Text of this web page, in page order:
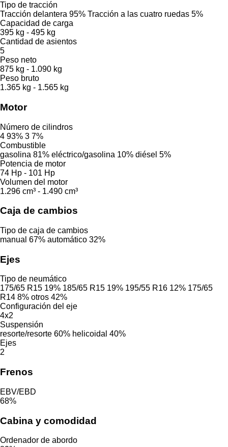
Tipo de tracción
Tracción delantera 95% Tracción a las cuatro ruedas 5%
Capacidad de carga
395 kg - 495 kg
Cantidad de asientos
5
Peso neto
875 kg - 1.090 kg
Peso bruto
1.365 kg - 1.565 kg
Motor
Número de cilindros
4 93% 3 7%
Combustible
gasolina 81% eléctrico/gasolina 10% diésel 5%
Potencia de motor
74 Hp - 101 Hp
Volumen del motor
1.296 cm³ - 1.490 cm³
Caja de cambios
Tipo de caja de cambios
manual 67% automático 32%
Ejes
Tipo de neumático
175/65 R15 19% 185/65 R15 19% 195/55 R16 12% 175/65
R14 8% otros 42%
Configuración del eje
4x2
Suspensión
resorte/resorte 60% helicoidal 40%
Ejes
2
Frenos
EBV/EBD
68%
Cabina y comodidad
Ordenador de abordo